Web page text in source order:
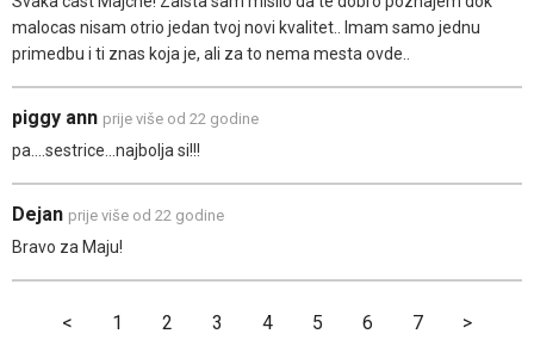
malocas nisam otrio jedan tvoj novi kvalitet.. Imam samo jednu
primedbu i ti znas koja je, ali za to nema mesta ovde..
piggy ann prije više od 22 godine
pa....sestrice...najbolja si!!!
Dejan prije više od 22 godine
Bravo za Maju!
< 1 2 3 4 5 6 7 >